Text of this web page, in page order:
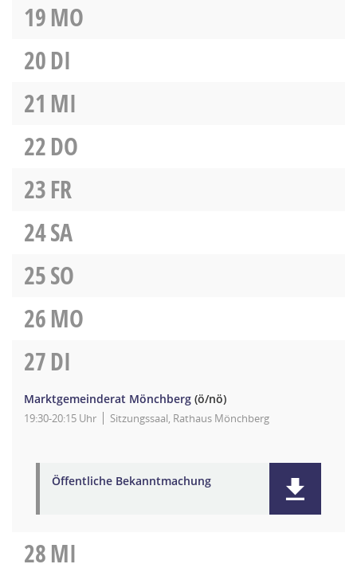
19MO
20DI
21 MI
22DO
23FR
24SA
25SO
26MO
27DI
Marktgemeinderat Mönchberg (ö/nö)
19:30-20:15 Uhr Sitzungssaal, Rathaus Mönchberg
Öffentliche Bekanntmachung
28MI